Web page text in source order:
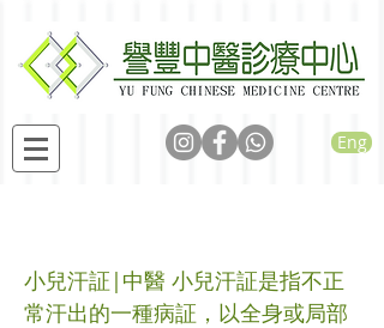
Eng
小兒汗証|中醫 小兒汗証是指不正
常汗出的一種病証，以全身或局部